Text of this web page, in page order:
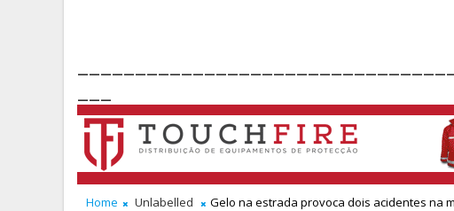
Home Unlabelled Gelo na estrada provoca dois acidentes na